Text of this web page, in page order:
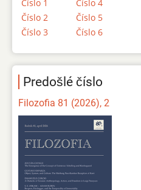
Číslo 1
Číslo 2
Číslo 3
Číslo 4
Číslo 5
Číslo 6
Predošlé číslo
Filozofia 81 (2026), 2